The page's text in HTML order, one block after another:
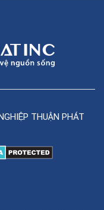
THUẬN PHÁT